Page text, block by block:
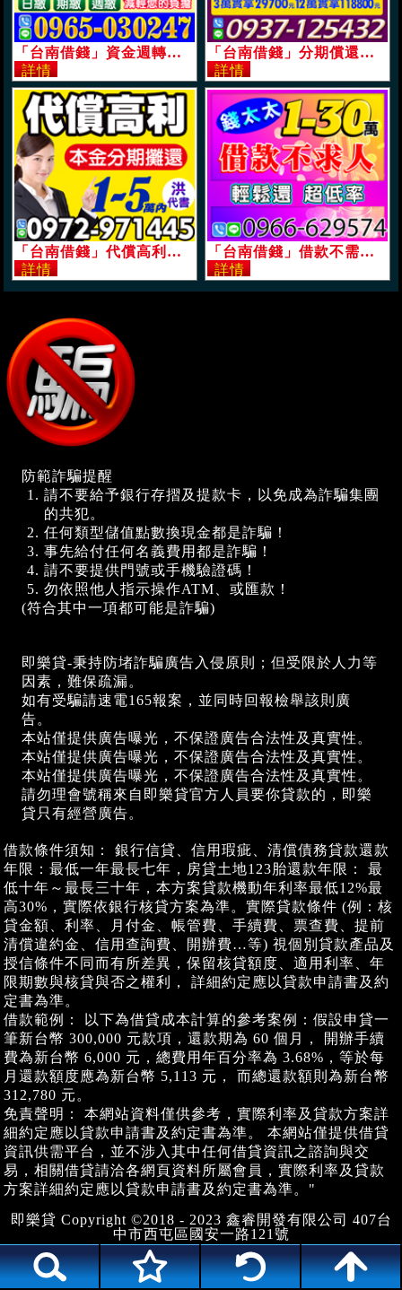
「台南借錢」資金週轉，日日會，免求人快速放款，1-20萬，日繳周繳月繳，減輕您的負擔「即樂貸」 「台南借錢」分期償還，來電就借，1萬實拿9900元，12萬實拿118800元「即樂貸」
「台南借錢」代償高利，我幫你，本金分期攤還，日繳周繳期繳可選擇，1-5萬，誠信經營洪代書「即樂貸」 「台南借錢」借款不需求人，錢太太，民間借款債務協商，1-30萬，超低利率輕鬆還款「即樂貸」
防範詐騙提醒
請不要給予銀行存摺及提款卡，以免成為詐騙集團
的共犯。
任何類型儲值點數換現金都是詐騙！
事先給付任何名義費用都是詐騙！
請不要提供門號或手機驗證碼！
勿依照他人指示操作ATM、或匯款！
(符合其中一項都可能是詐騙)
即樂貸-秉持防堵詐騙廣告入侵原則；但受限於人力等
因素，難保疏漏。
如有受騙請速電165報案，並同時回報檢舉該則廣
告。
本站僅提供廣告曝光，不保證廣告合法性及真實性。
本站僅提供廣告曝光，不保證廣告合法性及真實性。
本站僅提供廣告曝光，不保證廣告合法性及真實性。
請勿理會號稱來自即樂貸官方人員要你貸款的，即樂
貸只有經營廣告。
借款條件須知： 銀行信貸、信用瑕疵、清償債務貸款還款
年限：最低一年最長七年，房貸土地123胎還款年限： 最
低十年～最長三十年，本方案貸款機動年利率最低12%最
高30%，實際依銀行核貸方案為準。實際貸款條件 (例：核
貸金額、利率、月付金、帳管費、手續費、票查費、提前
清償違約金、信用查詢費、開辦費…等) 視個別貸款產品及
授信條件不同而有所差異，保留核貸額度、適用利率、年
限期數與核貸與否之權利， 詳細約定應以貸款申請書及約
定書為準。
借款範例： 以下為借貸成本計算的參考案例：假設申貸一
筆新台幣 300,000 元款項，還款期為 60 個月， 開辦手續
費為新台幣 6,000 元，總費用年百分率為 3.68%，等於每
月還款額度應為新台幣 5,113 元， 而總還款額則為新台幣
312,780 元。
免責聲明： 本網站資料僅供參考，實際利率及貸款方案詳
細約定應以貸款申請書及約定書為準。 本網站僅提供借貸
資訊供需平台，並不涉入其中任何借貸資訊之諮詢與交
易，相關借貸請洽各網頁資料所屬會員，實際利率及貸款
方案詳細約定應以貸款申請書及約定書為準。"
即樂貸 Copyright ©2018 - 2023 鑫睿開發有限公司 407台
中市西屯區國安一路121號